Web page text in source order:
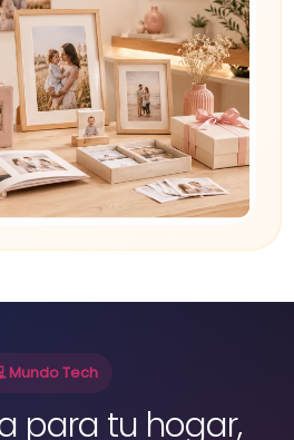
Mundo Tech
para tu hogar,